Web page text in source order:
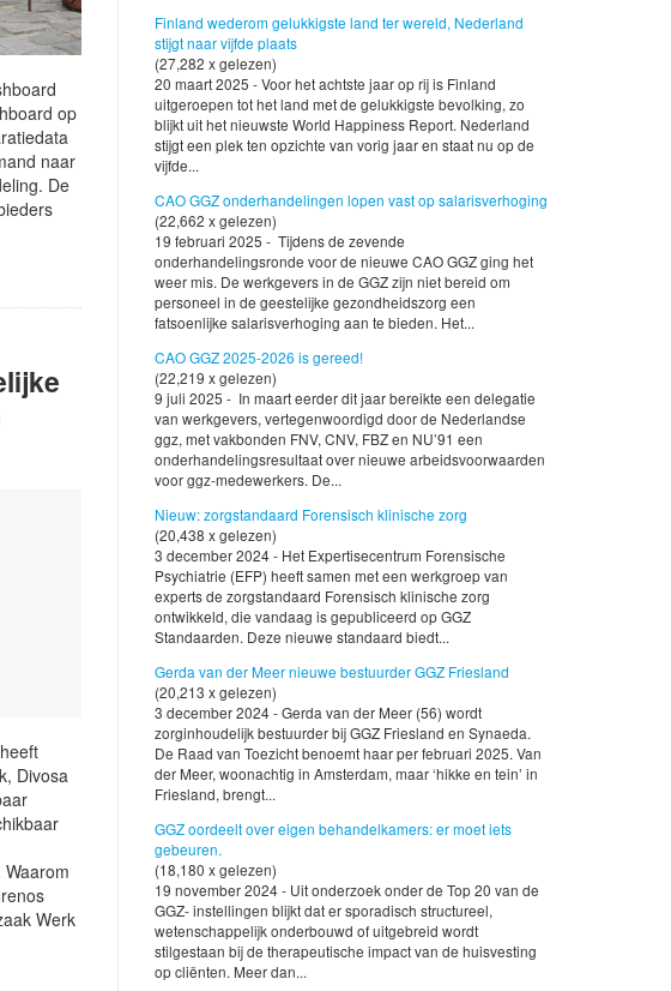
op
naar
De
Divosa
Werk
Finland wederom gelukkigste land ter wereld, Nederland
stijgt naar vijfde plaats
(27,282 x gelezen)
20 maart 2025 - Voor het achtste jaar op rij is Finland
uitgeroepen tot het land met de gelukkigste bevolking, zo
blijkt uit het nieuwste World Happiness Report. Nederland
stijgt een plek ten opzichte van vorig jaar en staat nu op de
vijfde...
CAO GGZ onderhandelingen lopen vast op salarisverhoging
(22,662 x gelezen)
19 februari 2025 - Tijdens de zevende
onderhandelingsronde voor de nieuwe CAO GGZ ging het
weer mis. De werkgevers in de GGZ zijn niet bereid om
personeel in de geestelijke gezondheidszorg een
fatsoenlijke salarisverhoging aan te bieden. Het...
CAO GGZ 2025-2026 is gereed!
(22,219 x gelezen)
9 juli 2025 - In maart eerder dit jaar bereikte een delegatie
van werkgevers, vertegenwoordigd door de Nederlandse
ggz, met vakbonden FNV, CNV, FBZ en NU’91 een
onderhandelingsresultaat over nieuwe arbeidsvoorwaarden
voor ggz-medewerkers. De...
Nieuw: zorgstandaard Forensisch klinische zorg
(20,438 x gelezen)
3 december 2024 - Het Expertisecentrum Forensische
Psychiatrie (EFP) heeft samen met een werkgroep van
experts de zorgstandaard Forensisch klinische zorg
ontwikkeld, die vandaag is gepubliceerd op GGZ
Standaarden. Deze nieuwe standaard biedt...
Gerda van der Meer nieuwe bestuurder GGZ Friesland
(20,213 x gelezen)
3 december 2024 - Gerda van der Meer (56) wordt
zorginhoudelijk bestuurder bij GGZ Friesland en Synaeda.
De Raad van Toezicht benoemt haar per februari 2025. Van
der Meer, woonachtig in Amsterdam, maar ‘hikke en tein’ in
Friesland, brengt...
GGZ oordeelt over eigen behandelkamers: er moet iets
gebeuren.
(18,180 x gelezen)
19 november 2024 - Uit onderzoek onder de Top 20 van de
GGZ- instellingen blijkt dat er sporadisch structureel,
wetenschappelijk onderbouwd of uitgebreid wordt
stilgestaan bij de therapeutische impact van de huisvesting
op cliënten. Meer dan...